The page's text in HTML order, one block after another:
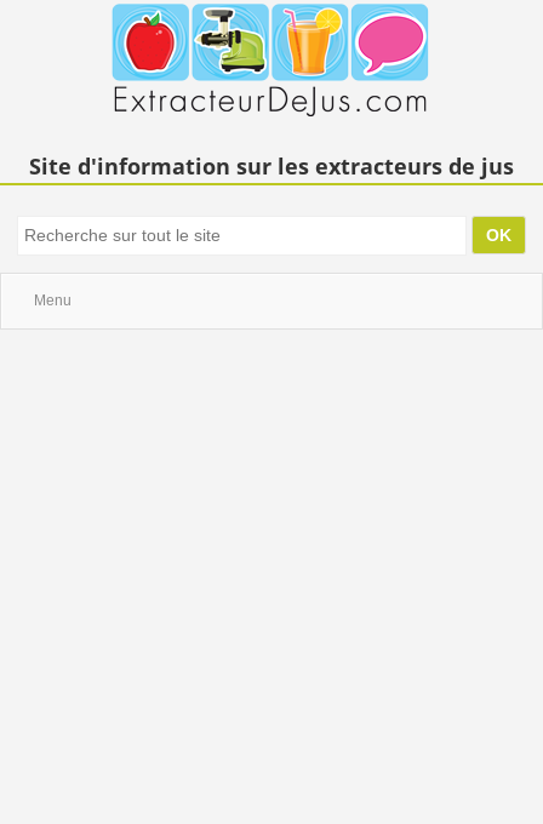
Site d'information sur les extracteurs de jus
Menu